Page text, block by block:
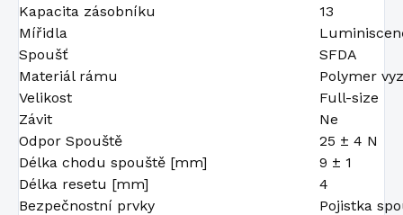
Kapacita zásobníku
13
Mířidla
Spoušť
SFDA
Materiál rámu
Polymer
Velikost
Full-size
Závit
Ne
Odpor Spouště
25 ± 4 N
Délka chodu spouště [mm]
9 ± 1
Délka resetu [mm]
4
Bezpečnostní prvky
Pojistka